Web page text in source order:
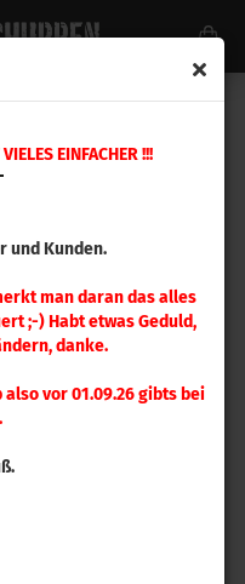
EINFACHER !!!
und Kunden.
man daran das alles
;-) Habt etwas Geduld,
danke.
vor 01.09.26 gibts bei